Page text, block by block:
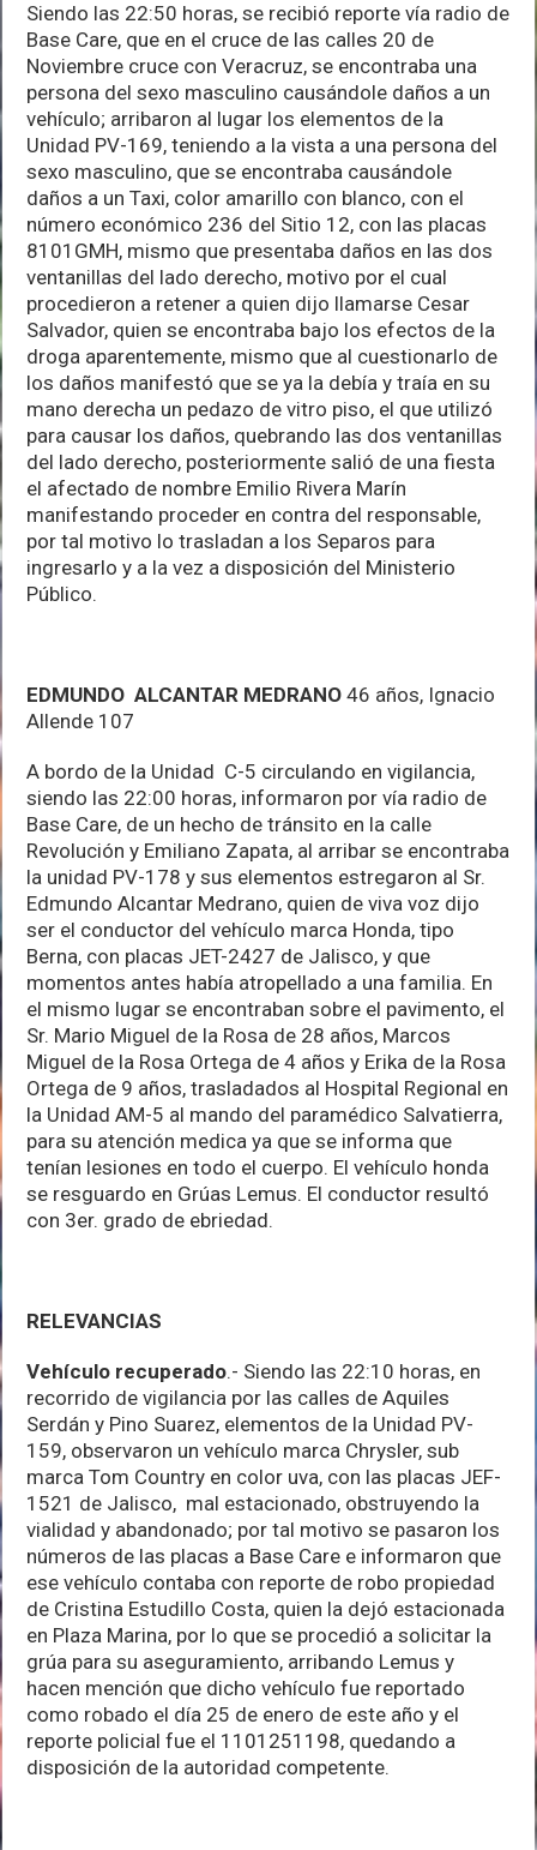
Siendo las 22:50 horas, se recibió reporte vía radio de
Base Care, que en el cruce de las calles 20 de
Noviembre cruce con Veracruz, se encontraba una
persona del sexo masculino causándole daños a un
vehículo; arribaron al lugar los elementos de la
Unidad PV-169, teniendo a la vista a una persona del
sexo masculino, que se encontraba causándole
daños a un Taxi, color amarillo con blanco, con el
número económico 236 del Sitio 12, con las placas
8101GMH, mismo que presentaba daños en las dos
ventanillas del lado derecho, motivo por el cual
procedieron a retener a quien dijo llamarse Cesar
Salvador, quien se encontraba bajo los efectos de la
droga aparentemente, mismo que al cuestionarlo de
los daños manifestó que se ya la debía y traía en su
mano derecha un pedazo de vitro piso, el que utilizó
para causar los daños, quebrando las dos ventanillas
del lado derecho, posteriormente salió de una fiesta
el afectado de nombre Emilio Rivera Marín
manifestando proceder en contra del responsable,
por tal motivo lo trasladan a los Separos para
ingresarlo y a la vez a disposición del Ministerio
Público.
EDMUNDO ALCANTAR MEDRANO 46 años, Ignacio
Allende 107
A bordo de la Unidad C-5 circulando en vigilancia,
siendo las 22:00 horas, informaron por vía radio de
Base Care, de un hecho de tránsito en la calle
Revolución y Emiliano Zapata, al arribar se encontraba
la unidad PV-178 y sus elementos estregaron al Sr.
Edmundo Alcantar Medrano, quien de viva voz dijo
ser el conductor del vehículo marca Honda, tipo
Berna, con placas JET-2427 de Jalisco, y que
momentos antes había atropellado a una familia. En
el mismo lugar se encontraban sobre el pavimento, el
Sr. Mario Miguel de la Rosa de 28 años, Marcos
Miguel de la Rosa Ortega de 4 años y Erika de la Rosa
Ortega de 9 años, trasladados al Hospital Regional en
la Unidad AM-5 al mando del paramédico Salvatierra,
para su atención medica ya que se informa que
tenían lesiones en todo el cuerpo. El vehículo honda
se resguardo en Grúas Lemus. El conductor resultó
con 3er. grado de ebriedad.
RELEVANCIAS
Vehículo recuperado.- Siendo las 22:10 horas, en
recorrido de vigilancia por las calles de Aquiles
Serdán y Pino Suarez, elementos de la Unidad PV-
159, observaron un vehículo marca Chrysler, sub
marca Tom Country en color uva, con las placas JEF-
1521 de Jalisco, mal estacionado, obstruyendo la
vialidad y abandonado; por tal motivo se pasaron los
números de las placas a Base Care e informaron que
ese vehículo contaba con reporte de robo propiedad
de Cristina Estudillo Costa, quien la dejó estacionada
en Plaza Marina, por lo que se procedió a solicitar la
grúa para su aseguramiento, arribando Lemus y
hacen mención que dicho vehículo fue reportado
como robado el día 25 de enero de este año y el
reporte policial fue el 1101251198, quedando a
disposición de la autoridad competente.